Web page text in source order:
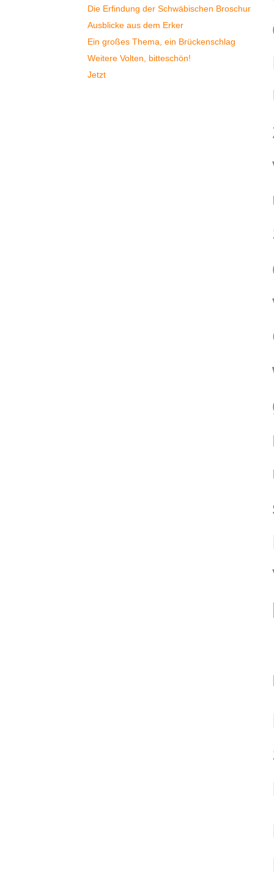
Die Erfindung der Schwäbischen Broschur
Ausblicke aus dem Erker
Ein großes Thema, ein Brückenschlag
Weitere Volten, bitteschön!
Jetzt